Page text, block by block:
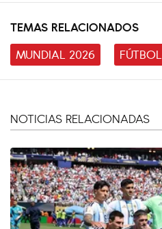
TEMAS RELACIONADOS
MUNDIAL 2026
FÚTBOL
NOTICIAS RELACIONADAS